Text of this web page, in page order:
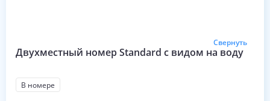
Двухместный номер Standard с видом на воду
Свернуть
В номере